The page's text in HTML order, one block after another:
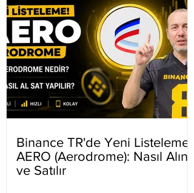
Binance TR'de Yeni Listeleme
AERO (Aerodrome): Nasıl Alınır
ve Satılır